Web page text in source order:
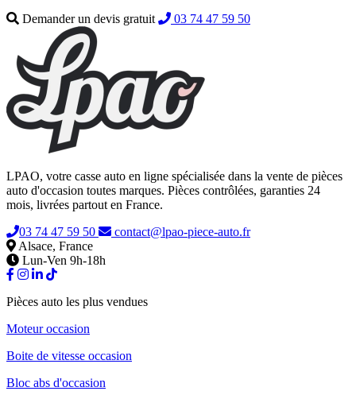
Demander un devis gratuit
03 74 47 59 50
LPAO, votre casse auto en ligne spécialisée dans la vente de pièces
auto d'occasion toutes marques. Pièces contrôlées, garanties 24
mois, livrées partout en France.
03 74 47 59 50
contact@lpao-piece-auto.fr
Alsace, France
Lun-Ven 9h-18h
Pièces auto les plus vendues
Moteur occasion
Boite de vitesse occasion
Bloc abs d'occasion